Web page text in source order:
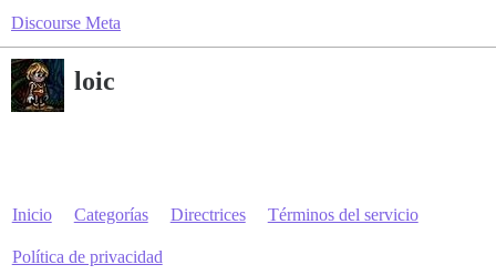
Discourse Meta
loic
Inicio Categorías Directrices Términos del servicio
Política de privacidad